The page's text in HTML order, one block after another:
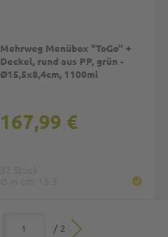
Mehrweg Menübox "ToGo" +
Deckel, rund aus PP, grün -
Ø15,5x8,4cm, 1100ml
167,99 €
/ 2